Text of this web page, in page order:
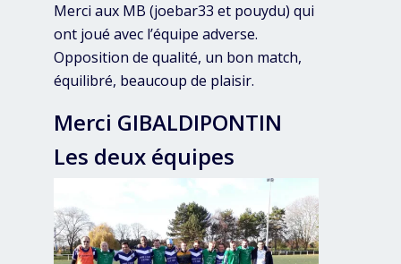
Merci aux MB (joebar33 et pouydu) qui
ont joué avec l’équipe adverse.
Opposition de qualité, un bon match,
équilibré, beaucoup de plaisir.
Merci GIBALDIPONTIN
Les deux équipes